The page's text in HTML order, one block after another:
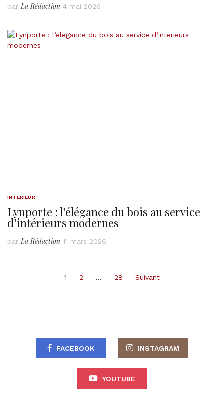
parLa Rédaction 4 mai 2026
INTÉRIEUR
Lynporte : l’élégance du bois au service
d’intérieurs modernes
parLa Rédaction 11 mars 2026
1 2 … 28 Suivant
FACEBOOK INSTAGRAM
YOUTUBE